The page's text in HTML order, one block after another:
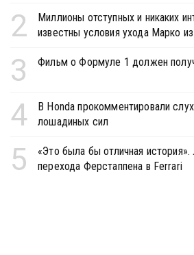
2
Миллионы отступных и никаких
известны условия ухода Марко
3 Фильм о Формуле 1 должен
4
В Honda прокомментировали
лошадиных сил
5
«Это была бы отличная
перехода Ферстаппена в Ferrari